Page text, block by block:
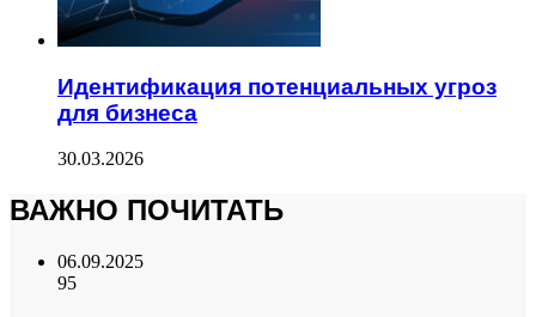
Идентификация потенциальных угроз
для бизнеса
30.03.2026
ВАЖНО ПОЧИТАТЬ
06.09.2025
95